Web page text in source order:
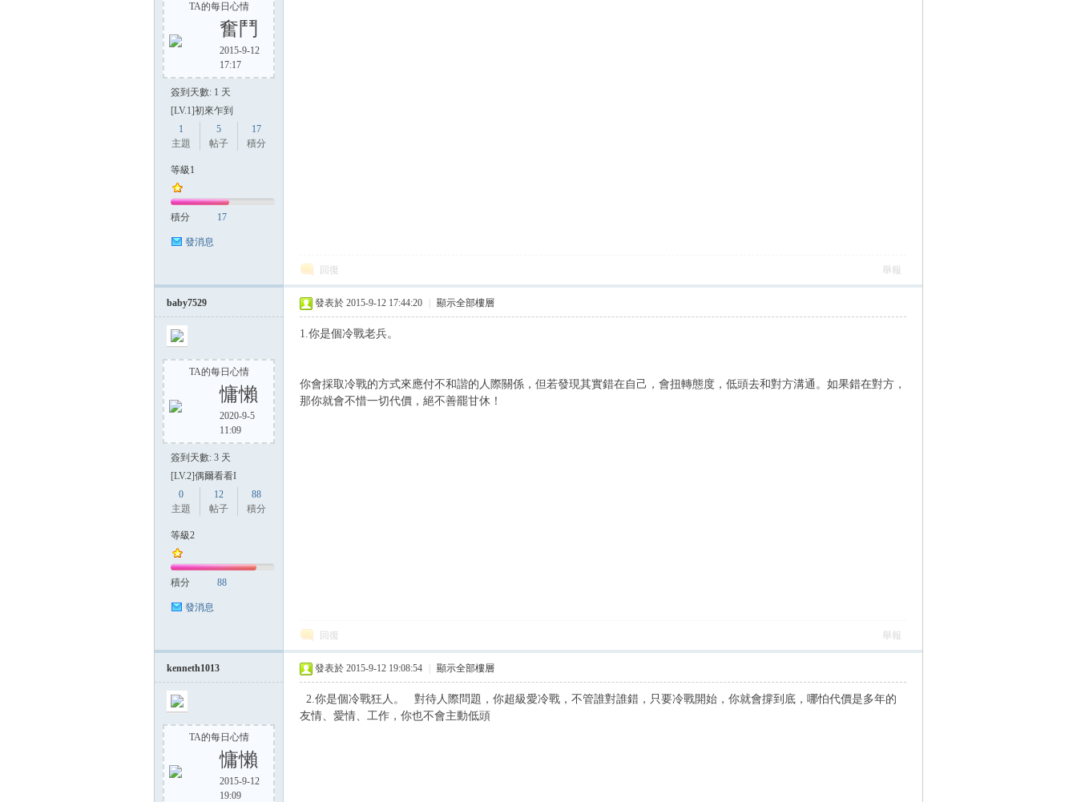
TA的每日心情
奮鬥
2015-9-12
17:17
簽到天數: 1 天
[LV.1]初來乍到
1
主題
5
帖子
17
積分
等級1
積分 17
發消息
回復 舉報
baby7529
TA的每日心情
慵懶
2020-9-5
11:09
簽到天數: 3 天
[LV.2]偶爾看看I
0
主題
12
帖子
88
積分
等級2
積分 88
發消息
發表於 2015-9-12 17:44:20 顯示全部樓層
1.你是個冷戰老兵。
你會採取冷戰的方式來應付不和諧的人際關係，但若發現其實錯在自己，會扭轉態度，低頭去和對方溝通。如果錯在對方，
那你就會不惜一切代價，絕不善罷甘休！
回復 舉報
kenneth1013
TA的每日心情
慵懶
2015-9-12
19:09
發表於 2015-9-12 19:08:54 顯示全部樓層
2.你是個冷戰狂人。 對待人際問題，你超級愛冷戰，不管誰對誰錯，只要冷戰開始，你就會撐到底，哪怕代價是多年的
友情、愛情、工作，你也不會主動低頭